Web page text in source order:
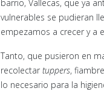
barrio, Vallecas, que ya
vulnerables se pudieran
empezamos a crecer y a
Tanto, que pusieron en
recolectar tuppers,
lo necesario para la